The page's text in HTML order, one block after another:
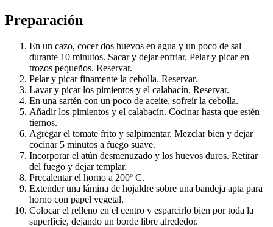
Preparación
En un cazo, cocer dos huevos en agua y un poco de sal
durante 10 minutos. Sacar y dejar enfriar. Pelar y picar en
trozos pequeños. Reservar.
Pelar y picar finamente la cebolla. Reservar.
Lavar y picar los pimientos y el calabacín. Reservar.
En una sartén con un poco de aceite, sofreír la cebolla.
Añadir los pimientos y el calabacín. Cocinar hasta que estén
tiernos.
Agregar el tomate frito y salpimentar. Mezclar bien y dejar
cocinar 5 minutos a fuego suave.
Incorporar el atún desmenuzado y los huevos duros. Retirar
del fuego y dejar templar.
Precalentar el horno a 200º C.
Extender una lámina de hojaldre sobre una bandeja apta para
horno con papel vegetal.
Colocar el relleno en el centro y esparcirlo bien por toda la
superficie, dejando un borde libre alrededor.